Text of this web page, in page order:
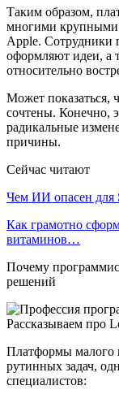
Таким образом,
многими крупными
Apple. Сотрудники
оформляют идеи, а
относительно
Может показаться,
сочтены. Конечно,
радикальные
причины.
Сейчас читают
Чем ИИ опасен для
Как грамотно
витаминов…
Почему
решений
Платформы малого
рутинных задач,
специалистов: